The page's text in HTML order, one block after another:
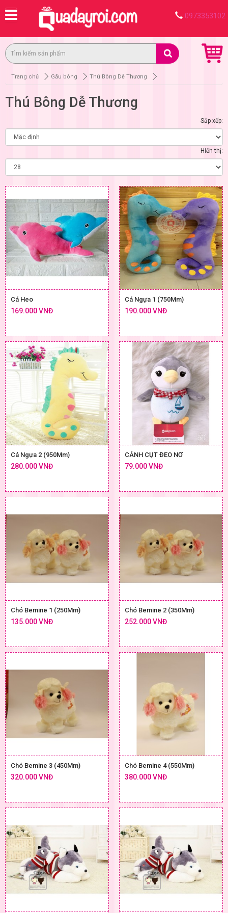
0973353102
Trang chủ Gấu bông Thú Bông Dễ Thương
Thú Bông Dễ Thương
Sắp xếp:
Hiển thị:
Cá Heo
169.000 VNĐ
Cá Ngựa 1 (750Mm)
190.000 VNĐ
Cá Ngựa 2 (950Mm)
280.000 VNĐ
CÁNH CỤT ĐEO NƠ
79.000 VNĐ
Chó Bemine 1 (250Mm)
135.000 VNĐ
Chó Bemine 2 (350Mm)
252.000 VNĐ
Chó Bemine 3 (450Mm)
320.000 VNĐ
Chó Bemine 4 (550Mm)
380.000 VNĐ